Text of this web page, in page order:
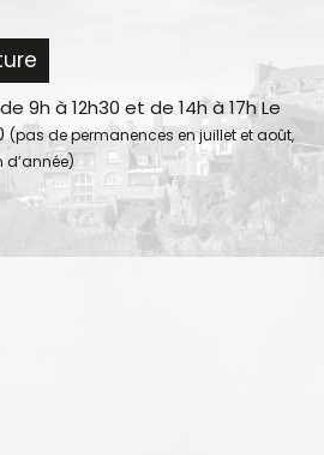
9h à 12h30 et de 14h à 17h Le
(pas de permanences en juillet et août,
d’année)